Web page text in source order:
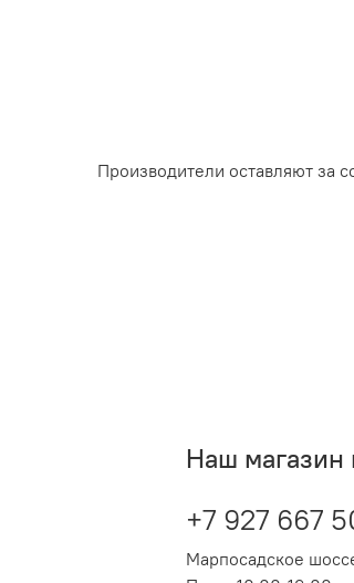
Производители оставляют за
Наш магазин
+7 927 667
Марпосадское